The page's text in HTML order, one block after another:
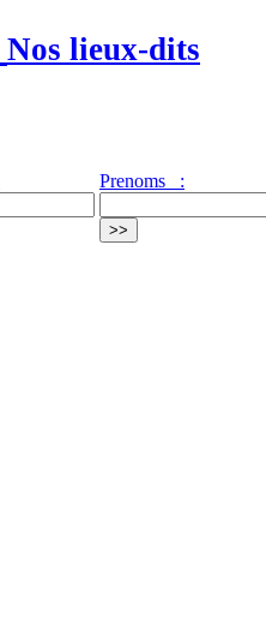
Nos lieux-dits
Prenoms :